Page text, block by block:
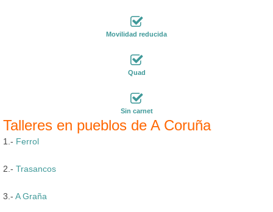
Movilidad reducida
Quad
Sin carnet
Talleres en pueblos de A Coruña
1.- Ferrol
2.- Trasancos
3.- A Graña